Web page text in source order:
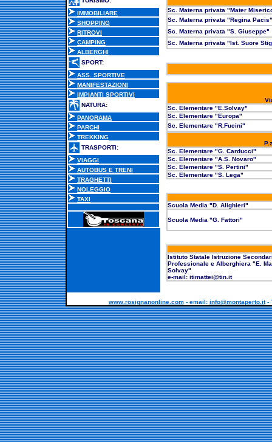
IMMOBILIARE
SHOPPING
RITROVI
CAMPING
ALBERGHI
SPORT:
ASS. SPORTIVE
MANIFESTAZIONI
IMPIANTI SPORTIVI
NATURA:
PANORAMA
PARCHI
TREKKING
TRASPORTI:
VIAGGI
AUTOBUS E TRENI
TRAGHETTI
NOLEGGIO
TAXI
Sc. Materna privata "Mater
Sc. Materna privata "Regina Pacis"
Sc. Materna privata "S. Giuseppe"
Sc. Materna privata "Ist. Suore
Sc. Elementare "E.Solvay"
Sc. Elementare "Europa"
Sc. Elementare "R.Fucini"
Sc. Elementare "G. Carducci"
Sc. Elementare "A.S. Novaro"
Sc. Elementare "S. Pertini"
Sc. Elementare "S. Lega"
Scuola Media "D. Alighieri"
Scuola Media "G. Fattori"
Istituto Statale Istruzione
Professionale e Alberghiera "E.
Solvay"
e-mail: itimattei@tin.it
www.rosignanonline.com- email: info@montaperto.it-